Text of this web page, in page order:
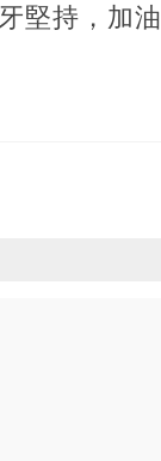
堅持，加油